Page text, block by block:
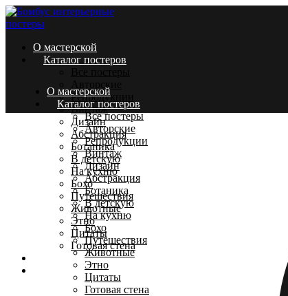
О мастерской
Каталог постеров
Репродукции
Винтаж
Дизайн
Абстракция
Ботаника
В детскую
На кухню
Бохо
Путешествия
Животные
Этно
Цитаты
Готовая стена
Доставка и оплата
Контакты
О мастерской
Каталог постеров
Все постеры
Авторские
Репродукции
Винтаж
Дизайн
Абстракция
Ботаника
В детскую
На кухню
Бохо
Путешествия
Животные
Этно
Цитаты
Готовая стена